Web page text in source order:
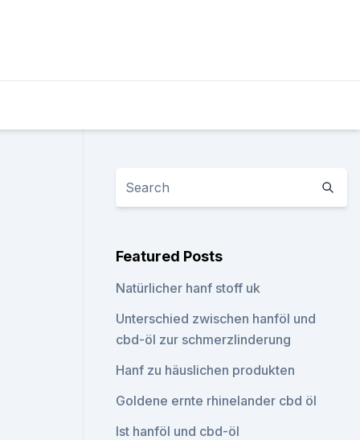
Featured Posts
Natürlicher hanf stoff uk
Unterschied zwischen hanföl und
cbd-öl zur schmerzlinderung
Hanf zu häuslichen produkten
Goldene ernte rhinelander cbd öl
Ist hanföl und cbd-öl